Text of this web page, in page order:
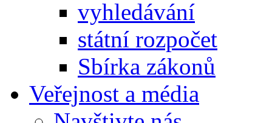
vyhledávání
státní rozpočet
Sbírka zákonů
Veřejnost a média